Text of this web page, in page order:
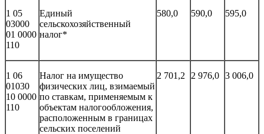
1 05
03000
01 0000
110
Единый
сельскохозяйственный
налог*
580,0 590,0 595,0
1 06
01030
10 0000
110
Налог на имущество
физических лиц, взимаемый
по ставкам, применяемым к
объектам налогообложения,
расположенным в границах
сельских поселений
2 701,2 2 976,0 3 006,0